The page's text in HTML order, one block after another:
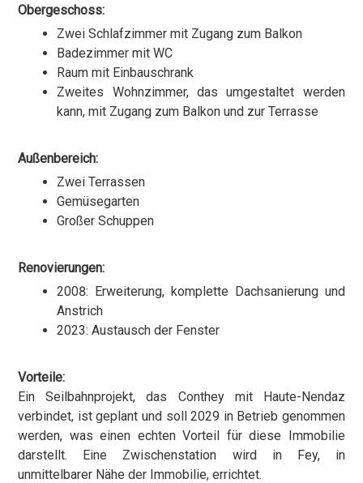
Obergeschoss:
Zwei Schlafzimmer mit Zugang zum Balkon
Badezimmer mit WC
Raum mit Einbauschrank
Zweites Wohnzimmer, das umgestaltet werden
kann, mit Zugang zum Balkon und zur Terrasse
Außenbereich:
Zwei Terrassen
Gemüsegarten
Großer Schuppen
Renovierungen:
2008: Erweiterung, komplette Dachsanierung und
Anstrich
2023: Austausch der Fenster
Vorteile:
Ein Seilbahnprojekt, das Conthey mit Haute-Nendaz
verbindet, ist geplant und soll 2029 in Betrieb genommen
werden, was einen echten Vorteil für diese Immobilie
darstellt. Eine Zwischenstation wird in Fey, in
unmittelbarer Nähe der Immobilie, errichtet.